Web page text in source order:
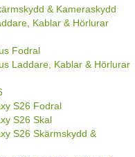
& Kameraskydd
Kablar & Hörlurar
Fodral
Laddare, Kablar & Hörlurar
S26 Fodral
S26 Skal
S26 Skärmskydd &